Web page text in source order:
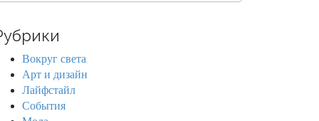
Вокруг света
Арт и дизайн
Лайфстайл
События